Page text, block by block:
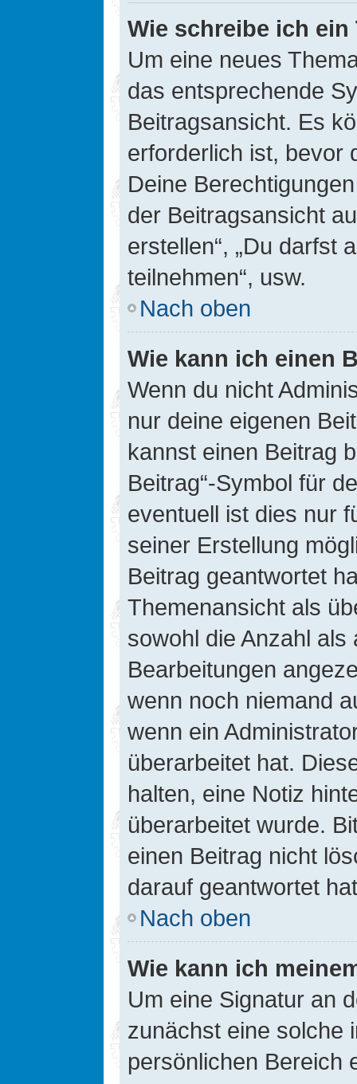
Wie schreibe ich ein
Um eine neues
das entsprechende
Beitragsansicht. Es
erforderlich ist, bevor
Deine
der Beitragsansicht
erstellen“, „Du darfst
teilnehmen“, usw.
Nach oben
Wie kann ich einen
Wenn du nicht
nur deine eigenen
kannst einen Beitrag
Beitrag“-Symbol für
eventuell ist dies nur
seiner Erstellung
Beitrag geantwortet
Themenansicht als
sowohl die Anzahl
Bearbeitungen
wenn noch niemand
wenn ein
überarbeitet hat.
halten, eine Notiz
überarbeitet wurde.
einen Beitrag nicht
darauf geantwortet
Nach oben
Wie kann ich
Um eine Signatur an
zunächst eine solche
persönlichen Bereich